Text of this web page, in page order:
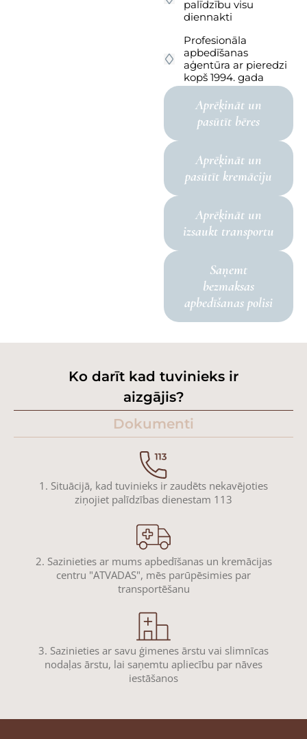
palīdzību visu
diennakti
Profesionāla
apbedīšanas
aģentūra ar pieredzi
kopš 1994. gada
Aprēķināt un
pasūtīt bēres
Aprēķināt un
pasūtīt kremāciju
Aprēķināt un
izsaukt transportu
Saņemt
bezmaksas
apbedīšanas polisi
Ko darīt kad tuvinieks ir
aizgājis?
Dokumenti
1. Situācijā, kad tuvinieks ir zaudēts nekavējoties
ziņojiet palīdzības dienestam 113
2. Sazinieties ar mums apbedīšanas un kremācijas
centru "ATVADAS", mēs parūpēsimies par
transportēšanu
3. Sazinieties ar savu ģimenes ārstu vai slimnīcas
nodaļas ārstu, lai saņemtu apliecību par nāves
iestāšanos